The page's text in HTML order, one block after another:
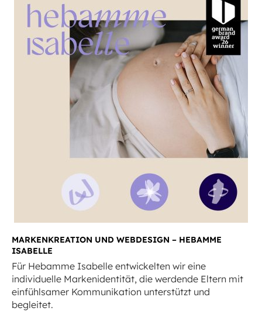
MARKENKREATION UND WEBDESIGN – HEBAMME
ISABELLE
Für Hebamme Isabelle entwickelten wir eine
individuelle Markenidentität, die werdende Eltern mit
einfühlsamer Kommunikation unterstützt und
begleitet.